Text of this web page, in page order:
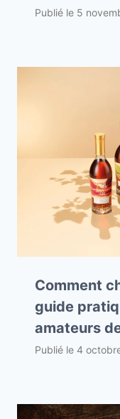
Publié le 5
Comment
guide
amateurs
Publié le 4